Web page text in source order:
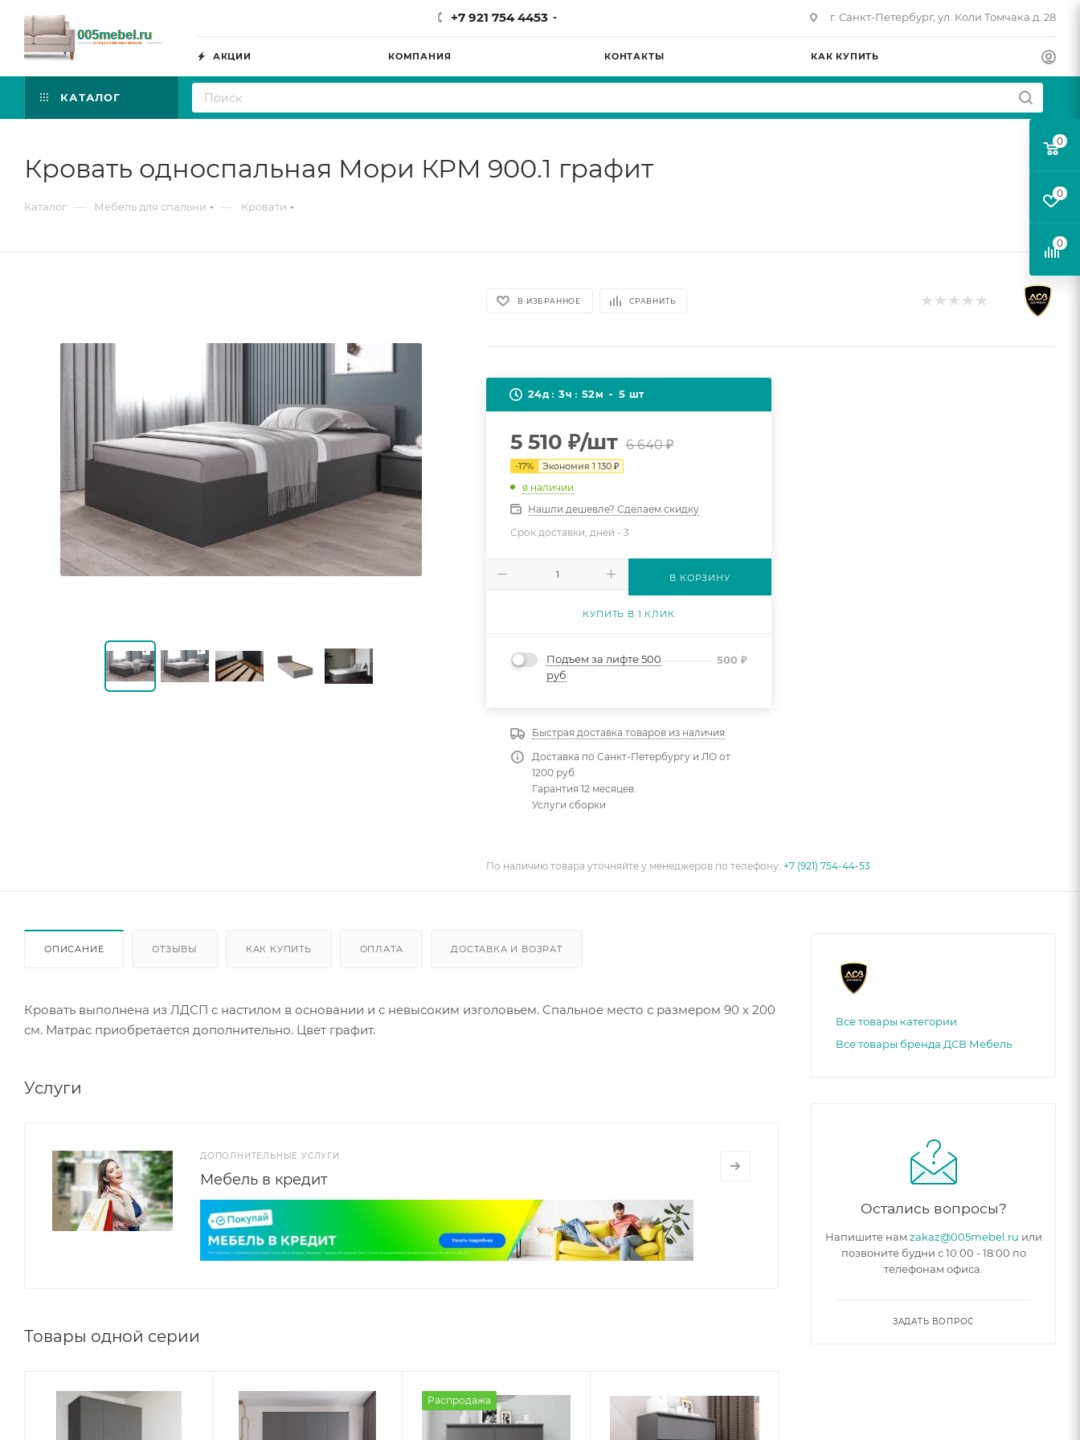
+7 921 754 4453 г. Санкт-Петербург, ул. Коли Томчака д. 28
АКЦИИ КОМПАНИЯ КОНТАКТЫ КАК КУПИТЬ
КАТАЛОГ
Кровать односпальная Мори КРМ 900.1 графит
Каталог — Мебель для спальни — Кровати
В ИЗБРАННОЕ СРАВНИТЬ
24д 3ч 52м 5 шт
5 510 ₽/шт 6 640₽
-17% Экономия1 130 ₽
в наличии
Нашли дешевле? Сделаем скидку
Срок доставки, дней -3
В КОРЗИНУ
КУПИТЬ В 1 КЛИК
Подъем за лифте 500
руб
500₽
Быстрая доставка товаров из наличия
Доставка по Санкт-Петербургу и ЛО от
1200 руб
Гарантия 12 месяцев.
Услуги сборки
По наличию товара уточняйте у менеджеров по телефону:+7 (921) 754-44-53
ОПИСАНИЕ ОТЗЫВЫ КАК КУПИТЬ ОПЛАТА ДОСТАВКА И ВОЗРАТ
Кровать выполнена из ЛДСП с настилом в основании и с невысоким изголовьем. Спальное место с размером 90 х 200
см. Матрас приобретается дополнительно. Цвет графит.
Услуги
ДОПОЛНИТЕЛЬНЫЕ УСЛУГИ
Мебель в кредит
Товары одной серии
Распродажа
Все товары категории
Все товары бренда ДСВ Мебель
Остались вопросы?
Напишите нам zakaz@005mebel.ru или
позвоните будни с 10:00 - 18:00 по
телефонам офиса.
ЗАДАТЬ ВОПРОС
0
0
0